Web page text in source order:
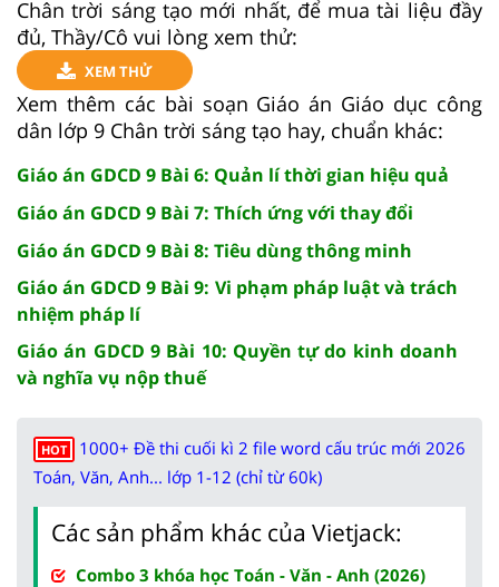
Chân trời sáng tạo mới nhất, để mua tài liệu đầy
đủ, Thầy/Cô vui lòng xem thử:
XEM THỬ
Xem thêm các bài soạn Giáo án Giáo dục công
dân lớp 9 Chân trời sáng tạo hay, chuẩn khác:
Giáo án GDCD 9 Bài 6: Quản lí thời gian hiệu quả
Giáo án GDCD 9 Bài 7: Thích ứng với thay đổi
Giáo án GDCD 9 Bài 8: Tiêu dùng thông minh
Giáo án GDCD 9 Bài 9: Vi phạm pháp luật và trách
nhiệm pháp lí
Giáo án GDCD 9 Bài 10: Quyền tự do kinh doanh
và nghĩa vụ nộp thuế
HOT
1000+ Đề thi cuối kì 2 file word cấu trúc mới 2026
Toán, Văn, Anh... lớp 1-12 (chỉ từ 60k)
Các sản phẩm khác của Vietjack:
Combo 3 khóa học Toán - Văn - Anh (2026)